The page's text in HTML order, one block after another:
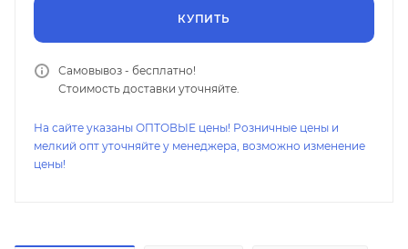
КУПИТЬ
Самовывоз - бесплатно!
Стоимость доставки уточняйте.
На сайте указаны ОПТОВЫЕ цены! Розничные цены и
мелкий опт уточняйте у менеджера, возможно изменение
цены!